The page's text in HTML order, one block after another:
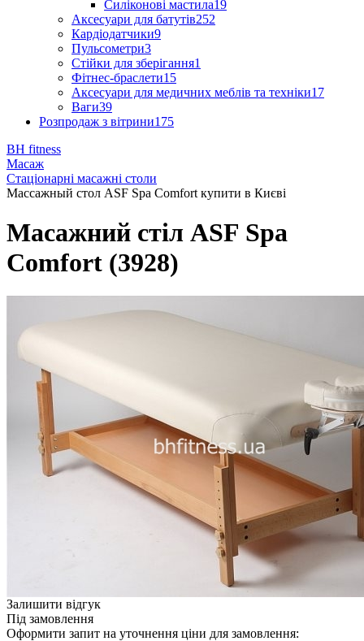
Силіконові мастила19
Аксесуари для батутів252
Кардіодатчики9
Пульсометри3
Стійки для зберігання1
Фітнес-браслети15
Аксесуари для медичних меблів та техніки17
Ваги39
Розпродаж з вітрини175
BH fitness
Масаж
Стаціонарні масажні столи
Массажный стол ASF Spa Comfort купити в Києві
Масажний стіл ASF Spa
Comfort (3928)
Залишити відгук
Під замовлення
Оформити запит на уточнення ціни для замовлення: